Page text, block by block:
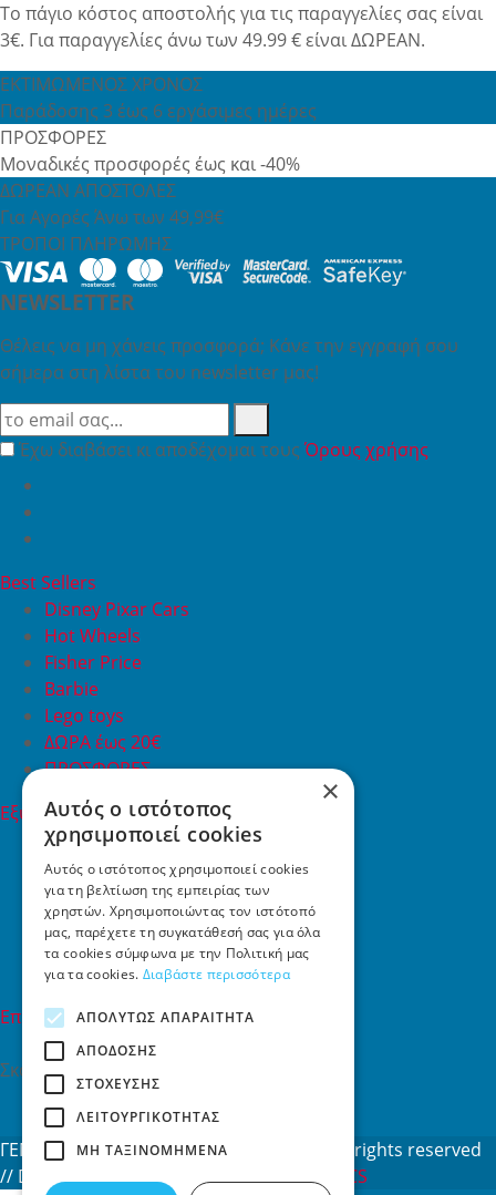
Το πάγιο κόστος αποστολής για τις παραγγελίες σας είναι
3€. Για παραγγελίες άνω των 49.99 € είναι ΔΩΡΕΑΝ.
ΕΚΤΙΜΩΜΕΝΟΣ ΧΡΟΝΟΣ
Παράδοσης 3 έως 6 εργάσιμες ημέρες
ΠΡΟΣΦΟΡΕΣ
Μοναδικές προσφορές έως και -40%
ΔΩΡΕΑΝ ΑΠΟΣΤΟΛΕΣ
Για Αγορές Άνω των 49,99€
ΤΡΟΠΟΙ ΠΛΗΡΩΜΗΣ
NEWSLETTER
Θέλεις να μη χάνεις προσφορά; Κάνε την εγγραφή σου
σήμερα στη λίστα του newsletter μας!
Έχω διαβάσει κι αποδέχομαι τουςΌρους χρήσης
Best Sellers
Disney Pixar Cars
Hot Wheels
Fisher Price
Barbie
Lego toys
ΔΩΡΑ έως 20€
ΠΡΟΣΦΟΡΕΣ
Εξυπηρέτηση Πελατών
Εξυπηρέτηση πελατών
Συχνές ερωτήσεις
Όροι χρήσης
Τρόποι Πληρωμής
Επιστροφές
Επικοινωνία
Επικοινωνία
Σκαλάνι, Ηράκλειο Κρήτης
2810731415
info[at]toys4u.gr
ΓΕΜΗ: 188101127000 © 2026
All rights reserved
// Designed & developed byNETMECHANICS
×
Αυτός ο ιστότοπος
χρησιμοποιεί cookies
Αυτός ο ιστότοπος χρησιμοποιεί cookies
για τη βελτίωση της εμπειρίας των
χρηστών. Χρησιμοποιώντας τον ιστότοπό
μας, παρέχετε τη συγκατάθεσή σας για όλα
τα cookies σύμφωνα με την Πολιτική μας
για τα cookies. Διαβάστε περισσότερα
ΑΠΟΛΎΤΩΣ ΑΠΑΡΑΊΤΗΤΑ
ΑΠΌΔΟΣΗΣ
ΣΤΌΧΕΥΣΗΣ
ΛΕΙΤΟΥΡΓΙΚΌΤΗΤΑΣ
ΜΗ ΤΑΞΙΝΟΜΗΜΈΝΑ